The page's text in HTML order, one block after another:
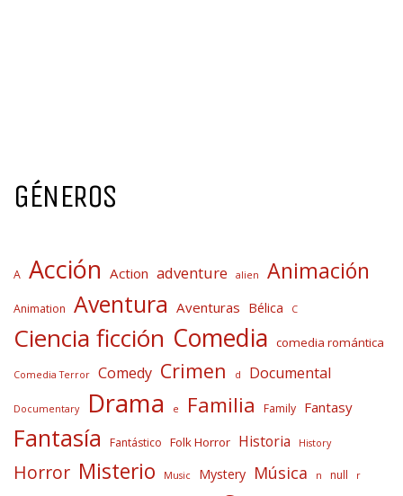
GÉNEROS
A Acción Action adventure alien Animación
Animation Aventura Aventuras Bélica C
Ciencia ficción Comedia comedia romántica
Comedia Terror Comedy Crimen d Documental
Documentary Drama e Familia Family Fantasy
Fantasía Fantástico Folk Horror Historia History
Horror Misterio Music Mystery Música n null r